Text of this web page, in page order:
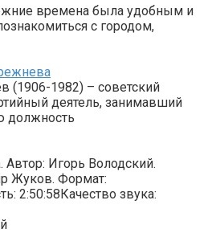
времена была удобным и
с городом,
(1906-1982) – советский
деятель, занимавший
Игорь Володский.
Жуков. Формат:
2:50:58Качество звука: